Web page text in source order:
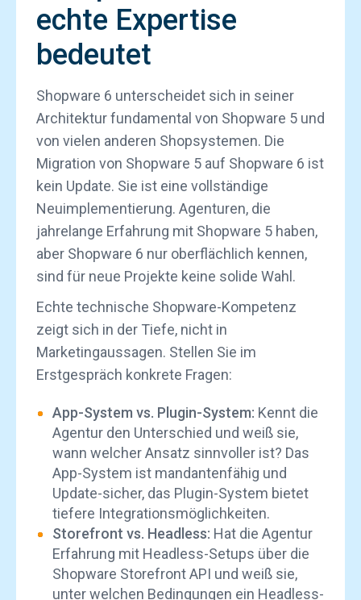
echte Expertise
bedeutet
Shopware 6 unterscheidet sich in seiner
Architektur fundamental von Shopware 5 und
von vielen anderen Shopsystemen. Die
Migration von Shopware 5 auf Shopware 6 ist
kein Update. Sie ist eine vollständige
Neuimplementierung. Agenturen, die
jahrelange Erfahrung mit Shopware 5 haben,
aber Shopware 6 nur oberflächlich kennen,
sind für neue Projekte keine solide Wahl.
Echte technische Shopware-Kompetenz
zeigt sich in der Tiefe, nicht in
Marketingaussagen. Stellen Sie im
Erstgespräch konkrete Fragen:
App-System vs. Plugin-System: Kennt die
Agentur den Unterschied und weiß sie,
wann welcher Ansatz sinnvoller ist? Das
App-System ist mandantenfähig und
Update-sicher, das Plugin-System bietet
tiefere Integrationsmöglichkeiten.
Storefront vs. Headless: Hat die Agentur
Erfahrung mit Headless-Setups über die
Shopware Storefront API und weiß sie,
unter welchen Bedingungen ein Headless-